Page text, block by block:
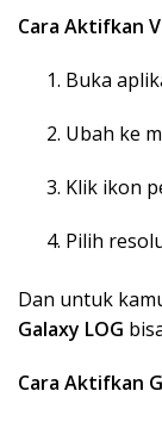
Cara Aktifkan
Buka
Ubah ke
Klik ikon
Pilih
Dan untuk
Galaxy LOG
Cara Aktifkan